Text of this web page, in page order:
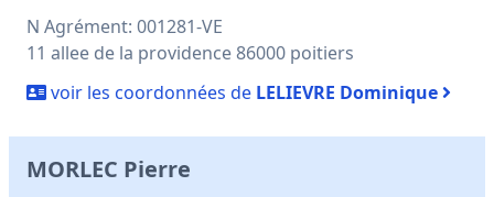
N Agrément: 001281-VE
11 allee de la providence 86000 poitiers
voir les coordonnées de LELIEVRE Dominique
MORLEC Pierre